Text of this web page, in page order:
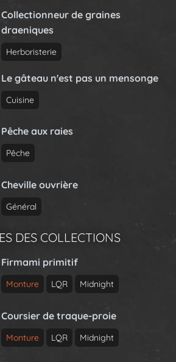
Collectionneur de graines
draeniques
Herboristerie
Le gâteau n'est pas un mensonge
Cuisine
Pêche aux raies
Pêche
Cheville ouvrière
Général
DES COLLECTIONS
Firmami primitif
Monture LQR Midnight
Coursier de traque-proie
Monture LQR Midnight